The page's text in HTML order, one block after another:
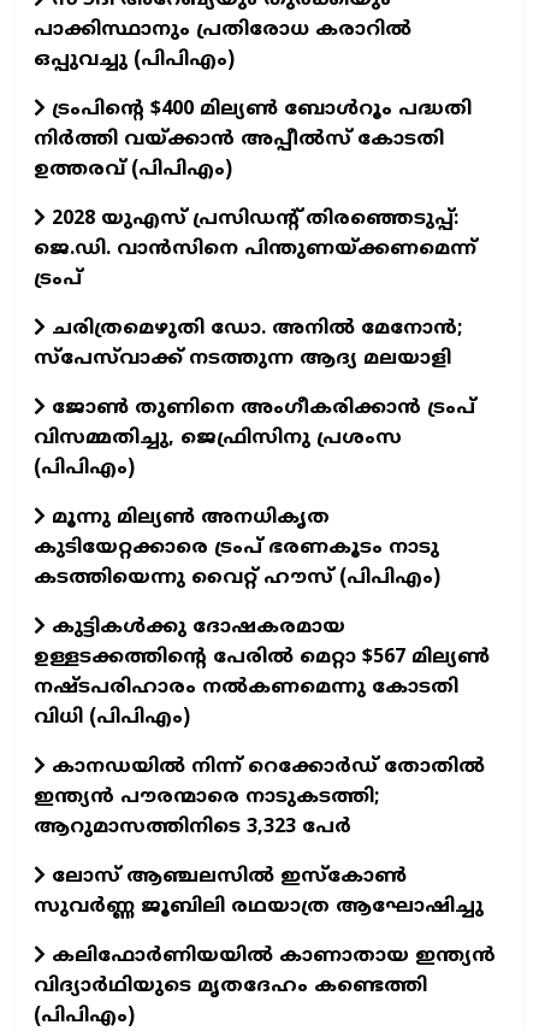
പാക്കിസ്ഥാനും പ്രതിരോധ കരാറിൽ
ഒപ്പുവച്ചു (പിപിഎം)
ട്രംപിന്റെ $400 മില്യൺ ബോൾറൂം പദ്ധതി
നിർത്തി വയ്ക്കാൻ അപ്പീൽസ് കോടതി
ഉത്തരവ് (പിപിഎം)
2028 യുഎസ് പ്രസിഡന്റ് തിരഞ്ഞെടുപ്പ്:
ജെ.ഡി. വാൻസിനെ പിന്തുണയ്ക്കണമെന്ന്
ട്രംപ്
ചരിത്രമെഴുതി ഡോ. അനിൽ മേനോൻ;
സ്പേസ്‌വാക്ക് നടത്തുന്ന ആദ്യ മലയാളി
ജോൺ തുണിനെ അംഗീകരിക്കാൻ ട്രംപ്
വിസമ്മതിച്ചു, ജെഫ്രിസിനു പ്രശംസ
(പിപിഎം)
മൂന്നു മില്യൺ അനധികൃത
കുടിയേറ്റക്കാരെ ട്രംപ് ഭരണകൂടം നാടു
കടത്തിയെന്നു വൈറ്റ് ഹൗസ് (പിപിഎം)
കുട്ടികൾക്കു ദോഷകരമായ
ഉള്ളടക്കത്തിന്റെ പേരിൽ മെറ്റാ $567 മില്യൺ
നഷ്ടപരിഹാരം നൽകണമെന്നു കോടതി
വിധി (പിപിഎം)
കാനഡയില്‍ നിന്ന് റെക്കോര്‍ഡ് തോതില്‍
ഇന്ത്യന്‍ പൗരന്മാരെ നാടുകടത്തി;
ആറുമാസത്തിനിടെ 3,323 പേര്‍
ലോസ് ആഞ്ചലസില്‍ ഇസ്‌കോണ്‍
സുവര്‍ണ്ണ ജൂബിലി രഥയാത്ര ആഘോഷിച്ചു
കലിഫോർണിയയിൽ കാണാതായ ഇന്ത്യൻ
വിദ്യാർഥിയുടെ മൃതദേഹം കണ്ടെത്തി
(പിപിഎം)